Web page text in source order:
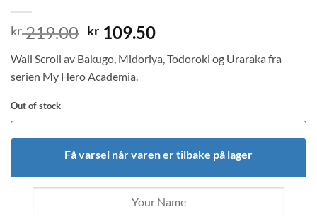
kr219.00 Original
was:
kr 219.00.
kr 109.50Current
is:
Wall Scroll av Bakugo, Midoriya, Todoroki og Uraraka fra
serien My Hero Academia.
Out of stock
Få varsel når varen er tilbake på lager